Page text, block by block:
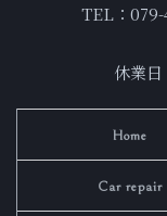
TEL：
休業
Home
Car repair